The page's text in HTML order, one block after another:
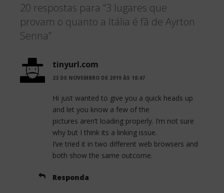
e
b
k
t
t
r
e
20 respostas para “3 lugares que
provam o quanto a Itália é fã de Ayrton
Senna”
tinyurl.com
23 DE NOVEMBRO DE 2019 ÀS 18:47
Hi just wanted to give you a quick heads up
and let you know a few of the
pictures aren’t loading properly. I’m not sure
why but I think its a linking issue.
I’ve tried it in two different web browsers and
both show the same outcome.
Responda